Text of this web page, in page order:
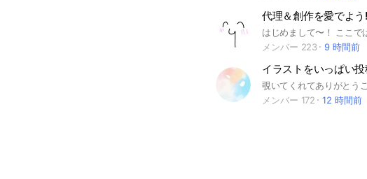
代理＆創作を愛でよう
メンバー 223
9 時間前
メンバー 172
12 時間前